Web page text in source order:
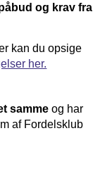
og krav fra
kan du opsige
her.
samme og har
af Fordelsklub